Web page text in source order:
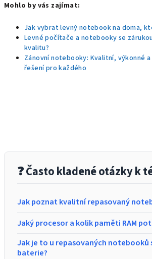
Mohlo by vás zajímat:
Jak vybrat levný notebook na doma,
Levné počítače a notebooky se
kvalitu?
Zánovní notebooky: Kvalitní, výkonné
řešení pro každého
❓ Často kladené otázky k
Jak poznat kvalitní repasovaný
Kvalitní notebook poznáte podle pevné
firemní řady (např. Dell Latitude, HP
ThinkPad). Tyto manažerské notebooky
odolnost a životnost než běžné plastové
marketů. Prohlédněte si naše
Jaký procesor a kolik paměti RAM
Na běžnou práci, internet a školuskvěle
kombinace procesoru Intel Core i5 a 8 GB
Jak je to u repasovaných notebooků
baterie?